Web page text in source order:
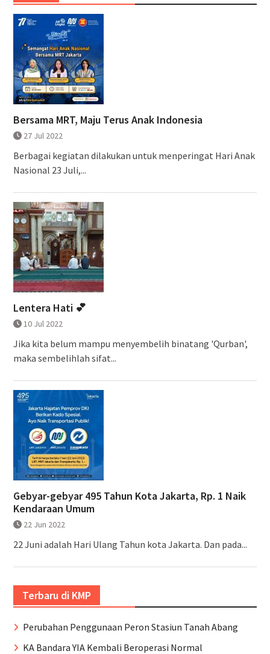
Bersama MRT, Maju Terus Anak Indonesia
27 Jul 2022
Berbagai kegiatan dilakukan untuk menperingat Hari Anak
Nasional 23 Juli,...
Lentera Hati 💕
10 Jul 2022
Jika kita belum mampu menyembelih binatang 'Qurban',
maka sembelihlah sifat...
Gebyar-gebyar 495 Tahun Kota Jakarta, Rp. 1 Naik
Kendaraan Umum
22 Jun 2022
22 Juni adalah Hari Ulang Tahun kota Jakarta. Dan pada...
Terbaru di KMP
Perubahan Penggunaan Peron Stasiun Tanah Abang
KA Bandara YIA Kembali Beroperasi Normal